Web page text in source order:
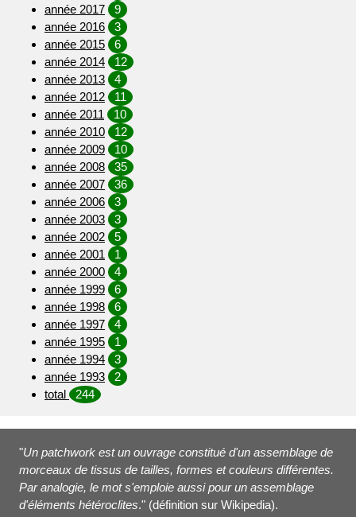
année 2017
9
année 2016
3
année 2015
6
année 2014
12
année 2013
4
année 2012
11
année 2011
10
année 2010
12
année 2009
10
année 2008
35
année 2007
36
année 2006
3
année 2003
3
année 2002
5
année 2001
1
année 2000
4
année 1999
6
année 1998
6
année 1997
4
année 1995
1
année 1994
3
année 1993
2
total
244
"Un patchwork est un ouvrage constitué d'un assemblage de
morceaux de tissus de tailles, formes et couleurs différentes.
Par analogie, le mot s'emploie aussi pour un assemblage
d'éléments hétéroclites." (définition sur Wikipedia).